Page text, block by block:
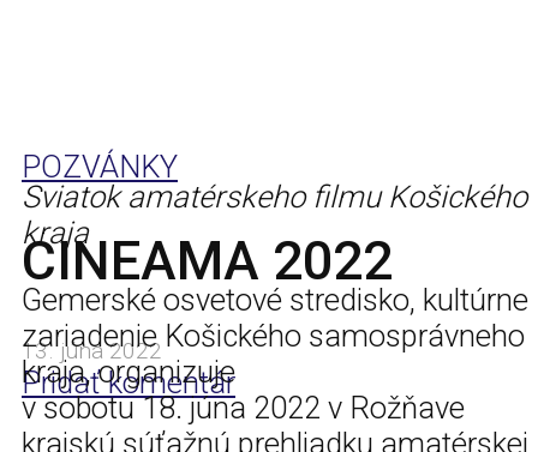
POZVÁNKY
CINEAMA 2022
13. júna 2022
Pridať komentár
Sviatok amatérskeho filmu Košického
kraja
Gemerské osvetové stredisko, kultúrne
zariadenie Košického samosprávneho
kraja, organizuje
v sobotu 18. júna 2022 v Rožňave
krajskú súťažnú prehliadku amatérskej